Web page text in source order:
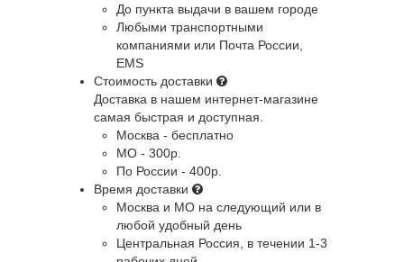
До пункта выдачи в вашем городе
Любыми транспортными
компаниями или Почта России,
EMS
Стоимость доставки
Доставка в нашем интернет-магазине
самая быстрая и доступная.
Москва - бесплатно
МО - 300р.
По России - 400р.
Время доставки
Москва и МО на следующий или в
любой удобный день
Центральная Россия , в течении 1-3